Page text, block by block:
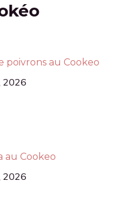
poivrons au Cookeo
2026
au Cookeo
2026